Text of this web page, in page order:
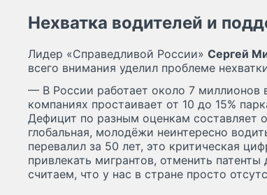
Нехватка водителей и
Лидер «Справедливой России» Сергей
всего внимания уделил проблеме
— В России работает около 7 миллионов
компаниях простаивает от 10 до 15%
Дефицит по разным оценкам составляет
глобальная, молодёжи неинтересно
перевалил за 50 лет, это критическая
привлекать мигрантов, отменить
считаем, что у нас в стране просто